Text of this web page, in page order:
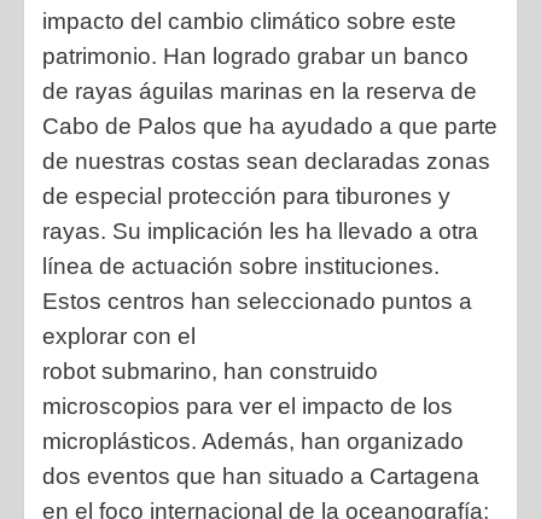
impacto del cambio climático sobre este
patrimonio. Han logrado grabar un banco
de rayas águilas marinas en la reserva de
Cabo de Palos que ha ayudado a que parte
de nuestras costas sean declaradas zonas
de especial protección para tiburones y
rayas. Su implicación les ha llevado a otra
línea de actuación sobre instituciones.
Estos centros han seleccionado puntos a
explorar con el
robot submarino, han construido
microscopios para ver el impacto de los
microplásticos. Además, han organizado
dos eventos que han situado a Cartagena
en el foco internacional de la oceanografía: